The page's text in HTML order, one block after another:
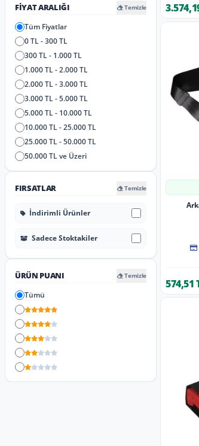
FIYAT ARALIĞI Temizle
Tüm Fiyatlar
0 TL - 300 TL
300 TL - 1.000 TL
1.000 TL - 2.000 TL
2.000 TL - 3.000 TL
3.000 TL - 5.000 TL
5.000 TL - 10.000 TL
10.000 TL - 25.000 TL
25.000 TL - 50.000 TL
50.000 TL ve Üzeri
FIRSATLAR Temizle
İndirimli Ürünler
Sadece Stoktakiler
ÜRÜN PUANI Temizle
Tümü
5 Yıldız
4 Yıldız
3 Yıldız
2 Yıldız
1 Yıldız
574,51